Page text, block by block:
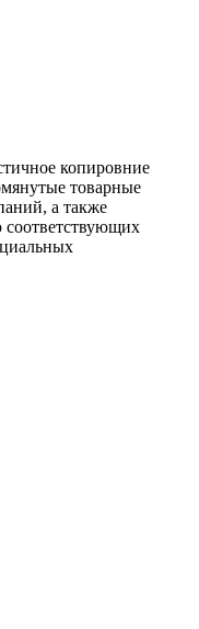
копировние
товарные
а также
соответствующих